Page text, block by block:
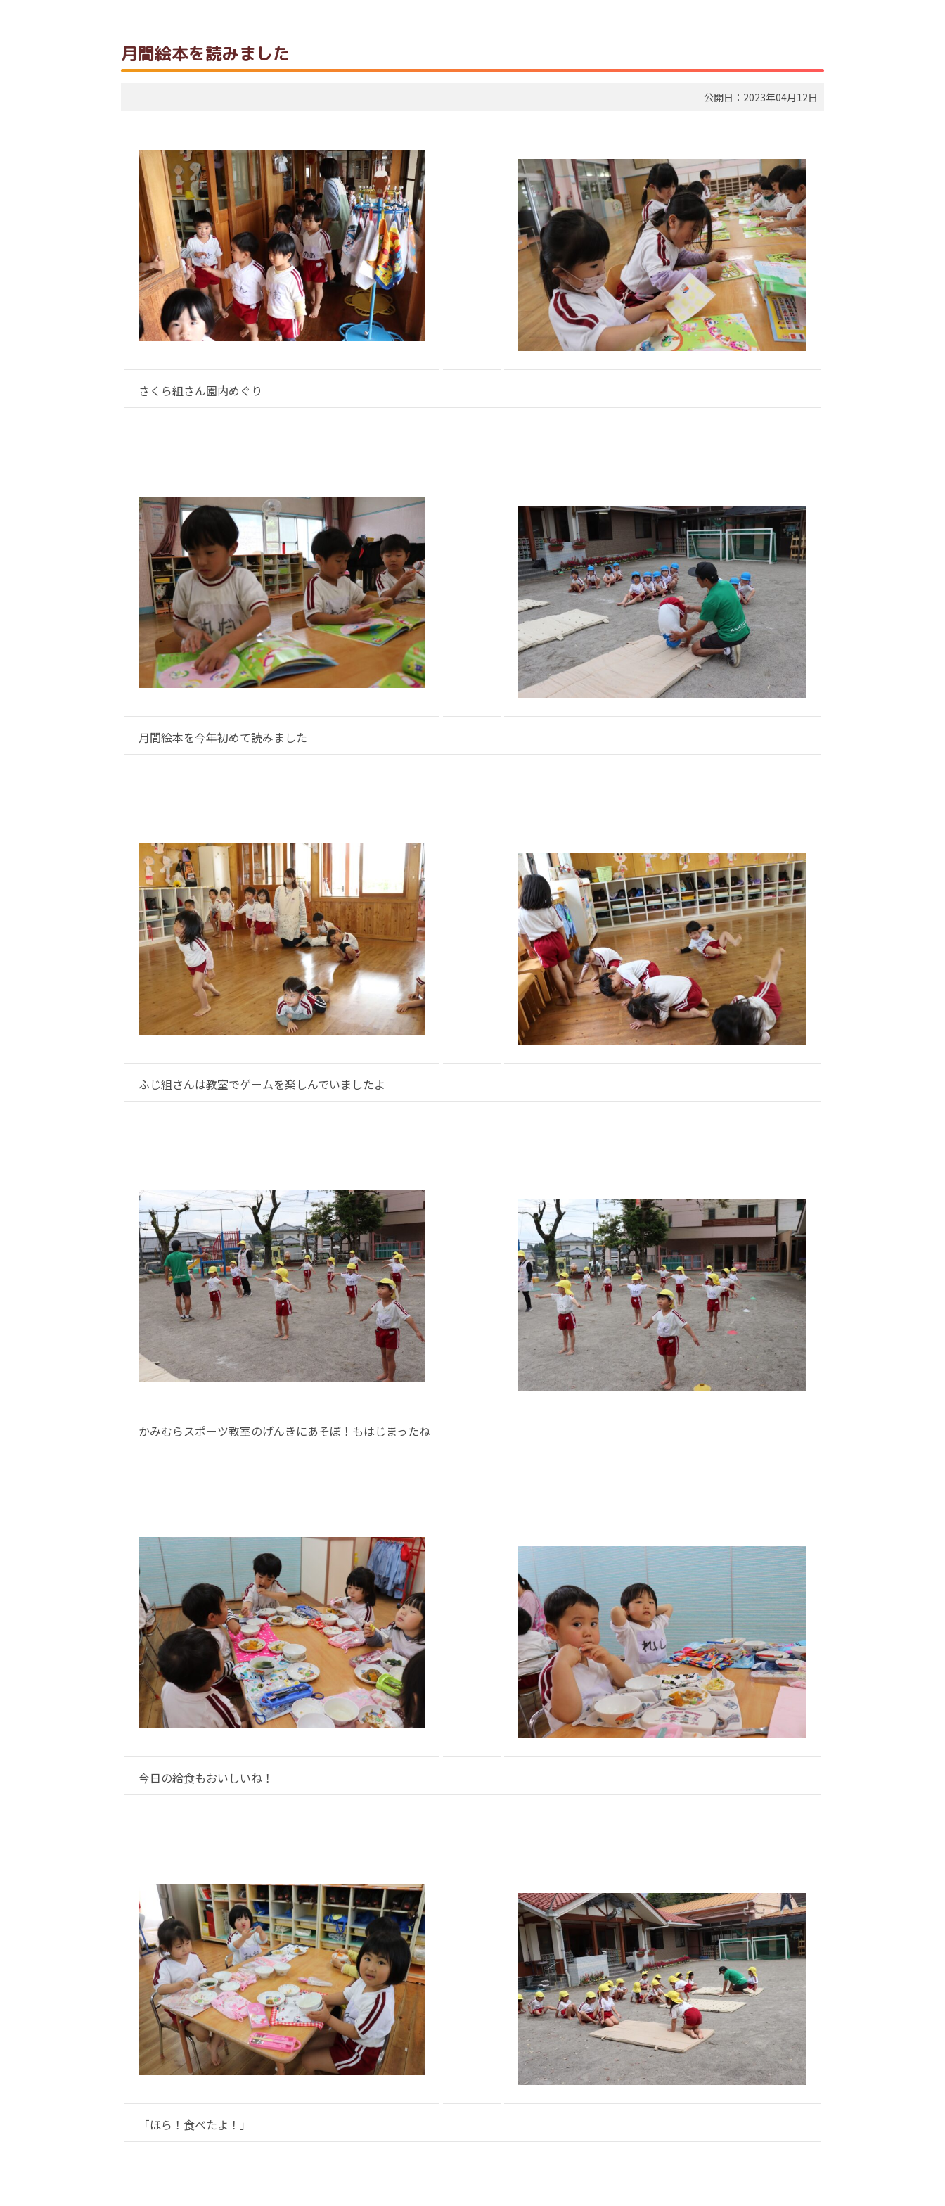
月間絵本を読みました
公開日：2023年04月12日
さくら組さん園内めぐり
月間絵本を今年初めて読みました
ふじ組さんは教室でゲームを楽しんでいましたよ
かみむらスポーツ教室のげんきにあそぼ！もはじまったね
今日の給食もおいしいね！
「ほら！食べたよ！」